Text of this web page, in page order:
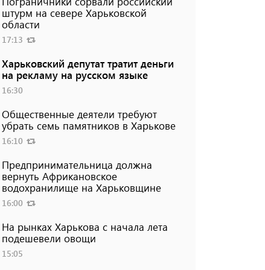
штурм на севере Харьковской
области
17:13
Харьковский депутат тратит деньги
на рекламу на русском языке
16:30
Общественные деятели требуют
убрать семь памятников в Харькове
16:10
Предпринимательница должна
вернуть Африкановское
водохранилище на Харьковщине
16:00
На рынках Харькова с начала лета
подешевели овощи
15:05